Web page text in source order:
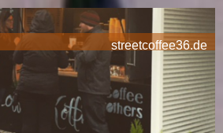
streetcoffee36.de